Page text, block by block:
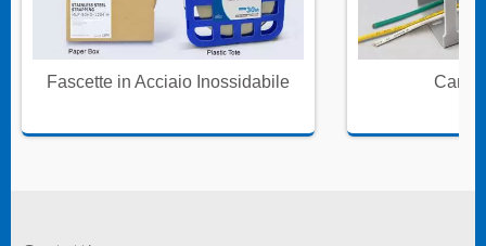
Fascette in Acciaio Inossidabile